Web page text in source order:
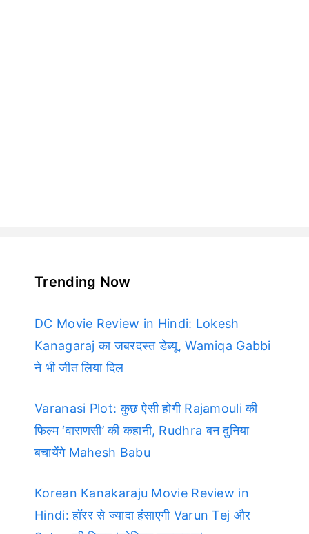
Trending Now
DC Movie Review in Hindi: Lokesh
Kanagaraj का जबरदस्त डेब्यू, Wamiqa Gabbi
ने भी जीत लिया दिल
Varanasi Plot: कुछ ऐसी होगी Rajamouli की
फिल्म ‘वाराणसी’ की कहानी, Rudhra बन दुनिया
बचायेंगे Mahesh Babu
Korean Kanakaraju Movie Review in
Hindi: हॉरर से ज्यादा हंसाएगी Varun Tej और